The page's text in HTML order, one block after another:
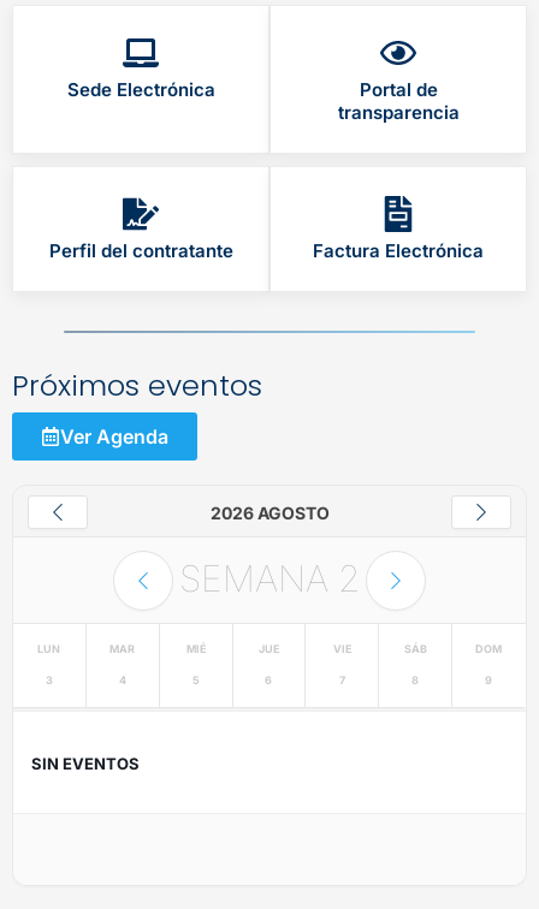
Sede Electrónica
Portal de
transparencia
Perfil del contratante Factura Electrónica
Próximos eventos
Ver Agenda
2026 AGOSTO
SEMANA 2
LUN
3
MAR
4
MIÉ
5
JUE
6
VIE
7
SÁB
8
DOM
9
SIN EVENTOS